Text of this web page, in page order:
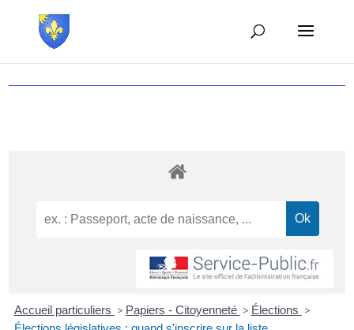
Accueil particuliers > Papiers - Citoyenneté > Élections >